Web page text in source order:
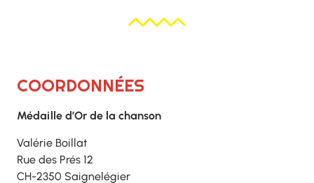
COORDONNÉES
Médaille d’Or de la chanson
Valérie Boillat
Rue des Prés 12
CH-2350 Saignelégier